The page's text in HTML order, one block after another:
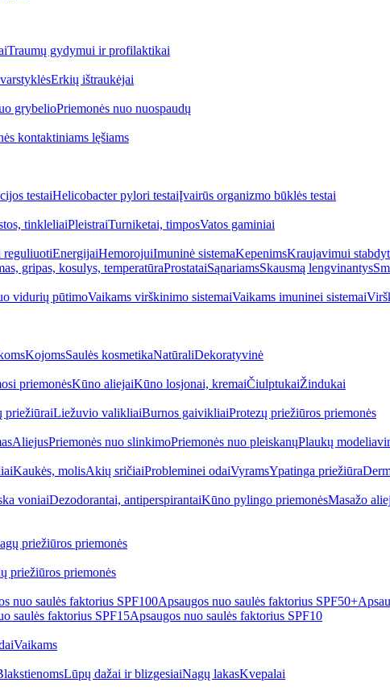
Traumų gydymui ir profilaktikai
Erkių ištraukėjai
grybelioPriemonės nuo nuospaudų
kontaktiniams lęšiams
testaiHelicobacter pylori testaiĮvairūs organizmo būklės testai
tinkleliaiPleistraiTurniketai, timposVatos gaminiai
reguliuotiEnergijaiHemorojuiImuninė sistemaKepenimsKraujavimui
gripas, kosulys, temperatūraProstataiSąnariamsSkausmą lengvinantys
vidurių pūtimoVaikams virškinimo sistemaiVaikams imuninei sistemai
KojomsSaulės kosmetikaNatūraliDekoratyvinė
priemonėsKūno aliejaiKūno losjonai, kremaiČiulptukaiŽindukai
priežiūraiLiežuvio valikliaiBurnos gaivikliaiProtezų priežiūros priemonės
AliejusPriemonės nuo slinkimoPriemonės nuo pleiskanųPlaukų
Kaukės, molisAkių sričiaiProbleminei odaiVyramsYpatinga priežiūra
voniaiDezodorantai, antiperspirantaiKūno pylingo priemonėsMasažo
priežiūros priemonės
priežiūros priemonės
nuo saulės faktorius SPF100Apsaugos nuo saulės faktorius SPF50+
saulės faktorius SPF15Apsaugos nuo saulės faktorius SPF10
Vaikams
Lūpų dažai ir blizgesiaiNagų lakasKvepalai